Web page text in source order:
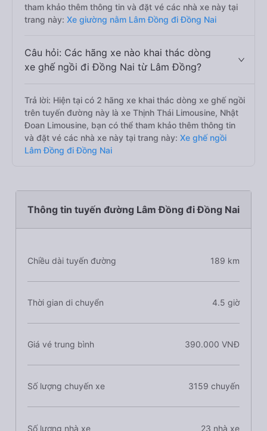
tham khảo thêm thông tin và đặt vé các nhà xe này tại
trang này: Xe giường nằm Lâm Đồng đi Đồng Nai
Câu hỏi: Các hãng xe nào khai thác dòng
xe ghế ngồi đi Đồng Nai từ Lâm Đồng?
Trả lời: Hiện tại có 2 hãng xe khai thác dòng xe ghế ngồi
trên tuyến đường này là xe Thịnh Thái Limousine, Nhật
Đoan Limousine, bạn có thể tham khảo thêm thông tin
và đặt vé các nhà xe này tại trang này: Xe ghế ngồi
Lâm Đồng đi Đồng Nai
Thông tin tuyến đường Lâm Đồng đi Đồng Nai
Chiều dài tuyến đường 189 km
Thời gian di chuyển 4.5 giờ
Giá vé trung bình 390.000 VNĐ
Số lượng chuyến xe 3159 chuyến
Số lượng nhà xe 23 nhà xe